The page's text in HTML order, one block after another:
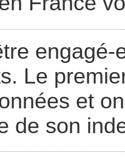
Le
et
de son